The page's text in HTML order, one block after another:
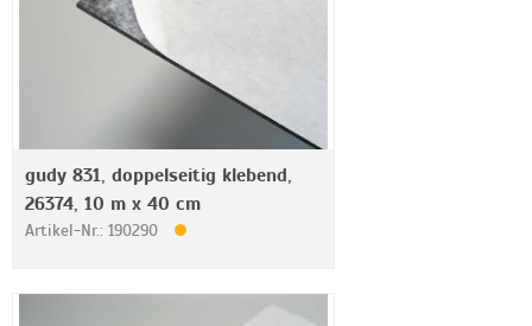
gudy 831, doppelseitig klebend,
26374, 10 m x 40 cm
Artikel-Nr.: 190290